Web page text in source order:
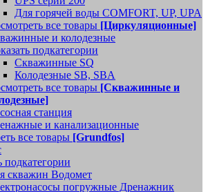
Для горячей воды COMFORT, UP, UPA
все товары [Циркуляционные]
и колодезные
подкатегории
Скважинные SQ
Колодезные SB, SBA
все товары [Скважинные и
станция
и канализационные
все товары [Grundfos]
подкатегории
скважин Водомет
погружные Дренажник